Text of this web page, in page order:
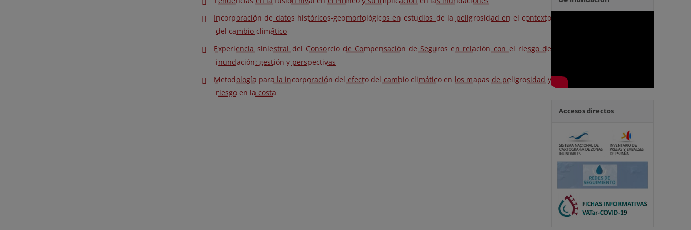
Incorporación de datos históricos-geomorfológicos en estudios de la peligrosidad en el contexto
del cambio climático
Experiencia siniestral del Consorcio de Compensación de Seguros en relación con el riesgo de
inundación: gestión y perspectivas
Metodología para la incorporación del efecto del cambio climático en los mapas de peligrosidad y
riesgo en la costa
Accesos directos